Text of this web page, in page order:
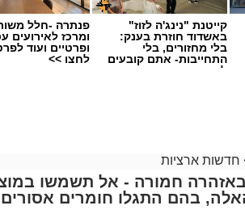
פונו באמבולנס של איחוד הצלה
בעוד יתר הנפגעים טופלו במקום.
תנועה באזור, והנהגים מתבקשים לנסוע
קייטנת "נינג'ה לזוז"
באשדוד חוזרת בענק:
בלי מחזורים, בלי
התחייבות- אתם קובעים
לכמה ואיזה ימים
פנתרה -חלל
ומרכז לאירועים
ופרטיים ועוד
לחצו >>
חדשות ארציות
חמורה - אל תשמשו
בהם התגלו חומרים אסורים